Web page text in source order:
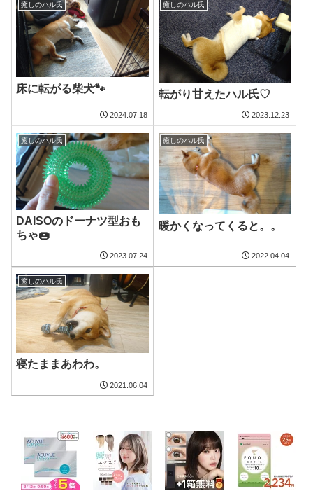
癒しのハル氏
床に転がる柴犬🐾
2024.07.18
癒しのハル氏
転がり甘えたハル氏♡
2023.12.23
癒しのハル氏
DAISOのドーナツ型おも
ちゃ🍩
2023.07.24
癒しのハル氏
暖かくなってくると。。
2022.04.04
癒しのハル氏
寝たままあわわ。
2021.06.04